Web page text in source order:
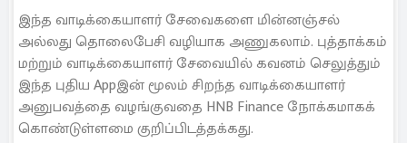
இந்த வாடிக்கையாளர் சேவைகளை மின்னஞ்சல்
அல்லது தொலைபேசி வழியாக அணுகலாம். புத்தாக்கம்
மற்றும் வாடிக்கையாளர் சேவையில் கவனம் செலுத்தும்
இந்த புதிய Appஇன் மூலம் சிறந்த வாடிக்கையாளர்
அனுபவத்தை வழங்குவதை HNB Finance நோக்கமாகக்
கொண்டுள்ளமை குறிப்பிடத்தக்கது.